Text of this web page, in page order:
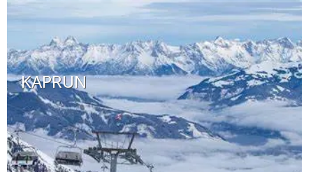
KAPRUN